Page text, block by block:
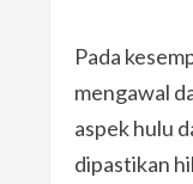
Pada
mengawal
aspek hulu
dipastikan